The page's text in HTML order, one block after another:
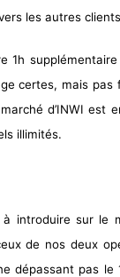
les autres
1h
certes, mais pas
d’INWI est
illimités.
à introduire sur le
de nos deux
dépassant pas le